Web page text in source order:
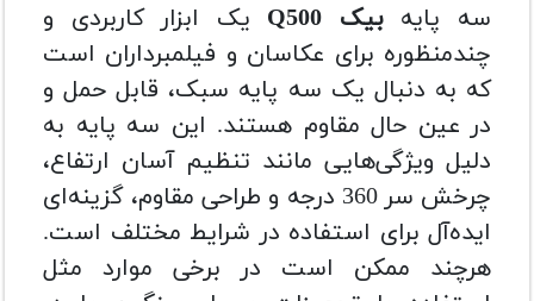
سه پایهبیک Q500
یک ابزار کاربردی و
چندمنظوره برای عکاسان و فیلمبرداران است
که به دنبال یک سه پایه سبک، قابل حمل و
در عین حال مقاوم هستند. این سه پایه به
دلیل ویژگی‌هایی مانند تنظیم آسان ارتفاع،
چرخش سر 360 درجه و طراحی مقاوم، گزینه‌ای
ایده‌آل برای استفاده در شرایط مختلف است.
هرچند ممکن است در برخی موارد مثل